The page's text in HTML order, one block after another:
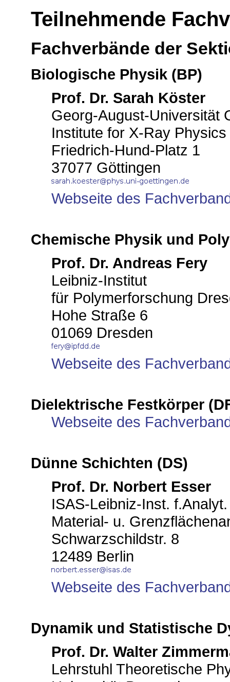
Teilnehmende
Fachverbände der
Biologische Physik (BP)
Prof. Dr. Sarah Köster
Georg-August-Universität
Institute for X-Ray Physics
Friedrich-Hund-Platz 1
37077 Göttingen
Webseite des
Chemische Physik und
Prof. Dr. Andreas Fery
Leibniz-Institut
für Polymerforschung
Hohe Straße 6
01069 Dresden
Webseite des
Dielektrische Festkörper
Webseite des
Dünne Schichten (DS)
Prof. Dr. Norbert Esser
ISAS-Leibniz-Inst.
Material- u.
Schwarzschildstr. 8
12489 Berlin
Webseite des
Dynamik und Statistische
Prof. Dr. Walter
Lehrstuhl Theoretische